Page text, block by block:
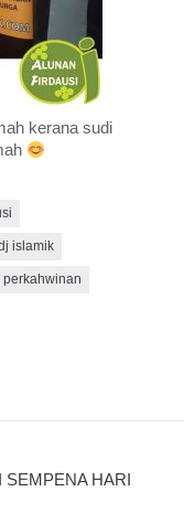
kerana sudi
islamik
perkahwinan
SEMPENA HARI